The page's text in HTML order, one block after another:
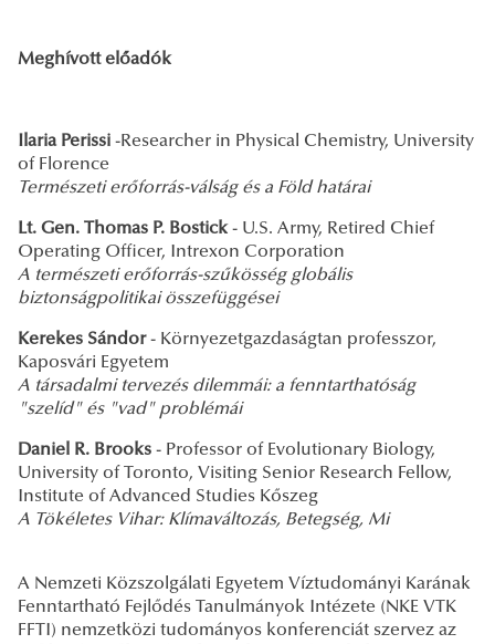
Meghívott előadók
Ilaria Perissi -Researcher in Physical Chemistry, University
of Florence
Természeti erőforrás-válság és a Föld határai
Lt. Gen. Thomas P. Bostick- U.S. Army, Retired Chief
Operating Officer, Intrexon Corporation
A természeti erőforrás-szűkösség globális
biztonságpolitikai összefüggései
Kerekes Sándor- Környezetgazdaságtan professzor,
Kaposvári Egyetem
A társadalmi tervezés dilemmái: a fenntarthatóság
"szelíd" és "vad" problémái
Daniel R. Brooks - Professor of Evolutionary Biology,
University of Toronto, Visiting Senior Research Fellow,
Institute of Advanced Studies Kőszeg
A Tökéletes Vihar: Klímaváltozás, Betegség, Mi
A Nemzeti Közszolgálati Egyetem Víztudományi Karának
Fenntartható Fejlődés Tanulmányok Intézete (NKE VTK
FFTI) nemzetközi tudományos konferenciát szervez az